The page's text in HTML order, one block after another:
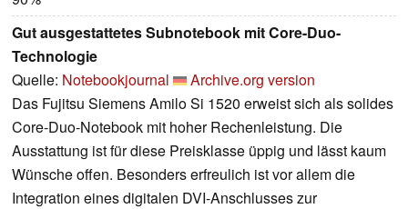
Gut ausgestattetes Subnotebook mit Core-Duo-
Technologie
Quelle: Notebookjournal
Archive.org version
Das Fujitsu Siemens Amilo Si 1520 erweist sich als solides
Core-Duo-Notebook mit hoher Rechenleistung. Die
Ausstattung ist für diese Preisklasse üppig und lässt kaum
Wünsche offen. Besonders erfreulich ist vor allem die
Integration eines digitalen DVI-Anschlusses zur